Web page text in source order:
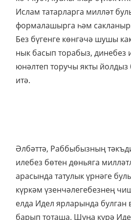
Ислам татарларга милләт
формалашырга һәм
Без бүгенге көнгәчә шушы
нык басып торабыз, динебез
юнәлтеп торучы якты йолдыз
итә.
Әлбәттә, Раббыбызның
илебез бөтен дөньяга
арасында татулык үрнәге
күркәм үзенчәлегебезнең
елда Идел ярларында булган
барып тоташа. Шуңа күрә